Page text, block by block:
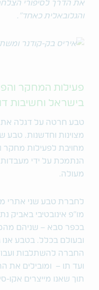
את הדרך לסיפורי
והגלובאלית כאחד".
פעילות המחקר
בישראל וחשיבות
טבע חרטה על דגלה
מצוינות וחדשנות. טבע
מחויבת לפעילות מחקר
הנתמכת על ידי מעבדות
מעולה.
לחברת טבע שני אתרי
מו"פ אינובטיבי באביק
בכפר סבא – שניהם
ובעולם בכלל. בטבע
החברה להשתלבות
ועד תו – ומובילים את
תוך שאנו מייצרים אקו-